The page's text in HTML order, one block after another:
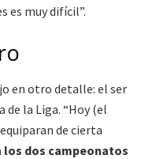
es muy difícil”.
en otro detalle: el ser
de la Liga. “Hoy (el
de cierta
dos campeonatos